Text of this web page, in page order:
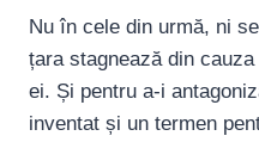
Nu în cele din urmă, ni
țara stagnează din
ei. Și pentru a-i
inventat și un termen